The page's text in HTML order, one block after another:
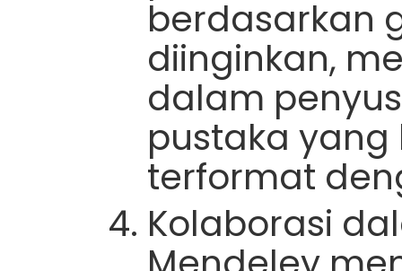
berdasarkan
diinginkan,
dalam
pustaka yang
terformat
Kolaborasi